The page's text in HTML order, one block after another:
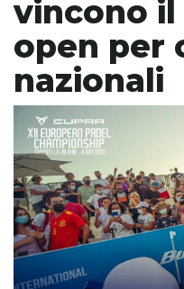
vincono
open per
nazionali